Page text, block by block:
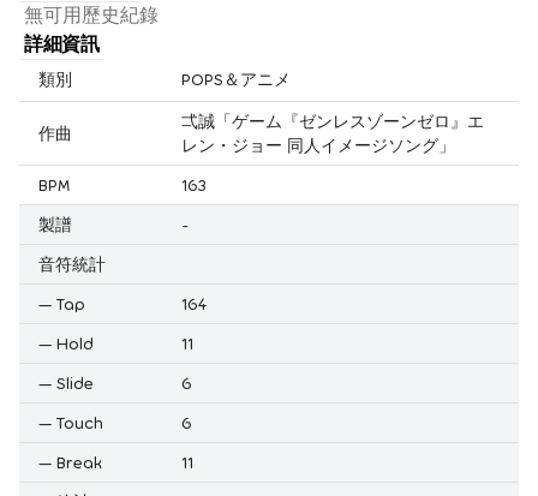
無可用歷史紀錄
詳細資訊
類別 POPS＆アニメ
作曲
弌誠「ゲーム『ゼンレスゾーンゼロ』エ
レン・ジョー 同人イメージソング」
BPM
163
製譜
-
音符統計
— Tap
164
— Hold
11
— Slide
6
— Touch
6
— Break
11